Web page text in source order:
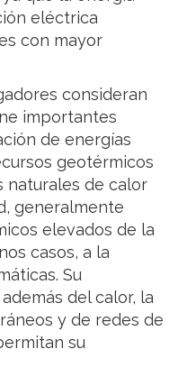
eléctrica
con mayor
consideran
importantes
de energías
geotérmicos
naturales de calor
generalmente
elevados de la
casos, a la
Su
del calor, la
y de redes de
su